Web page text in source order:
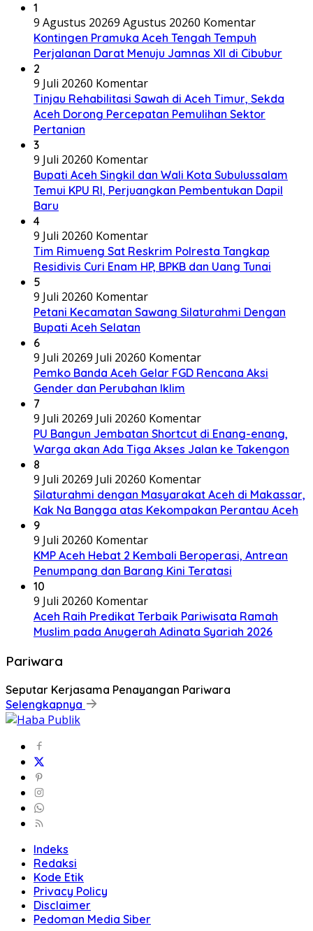
1
9 Agustus 20269 Agustus 20260 Komentar
Kontingen Pramuka Aceh Tengah Tempuh
Perjalanan Darat Menuju Jamnas XII di Cibubur
2
9 Juli 20260 Komentar
Tinjau Rehabilitasi Sawah di Aceh Timur, Sekda
Aceh Dorong Percepatan Pemulihan Sektor
Pertanian
3
9 Juli 20260 Komentar
Bupati Aceh Singkil dan Wali Kota Subulussalam
Temui KPU RI, Perjuangkan Pembentukan Dapil
Baru
4
9 Juli 20260 Komentar
Tim Rimueng Sat Reskrim Polresta Tangkap
Residivis Curi Enam HP, BPKB dan Uang Tunai
5
9 Juli 20260 Komentar
Petani Kecamatan Sawang Silaturahmi Dengan
Bupati Aceh Selatan
6
9 Juli 20269 Juli 20260 Komentar
Pemko Banda Aceh Gelar FGD Rencana Aksi
Gender dan Perubahan Iklim
7
9 Juli 20269 Juli 20260 Komentar
PU Bangun Jembatan Shortcut di Enang-enang,
Warga akan Ada Tiga Akses Jalan ke Takengon
8
9 Juli 20269 Juli 20260 Komentar
Silaturahmi dengan Masyarakat Aceh di Makassar,
Kak Na Bangga atas Kekompakan Perantau Aceh
9
9 Juli 20260 Komentar
KMP Aceh Hebat 2 Kembali Beroperasi, Antrean
Penumpang dan Barang Kini Teratasi
10
9 Juli 20260 Komentar
Aceh Raih Predikat Terbaik Pariwisata Ramah
Muslim pada Anugerah Adinata Syariah 2026
Pariwara
Seputar Kerjasama Penayangan Pariwara
Selengkapnya
Indeks
Redaksi
Kode Etik
Privacy Policy
Disclaimer
Pedoman Media Siber